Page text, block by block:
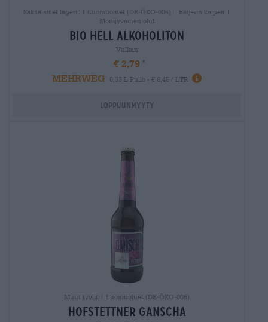
Saksalaiset lagerit | Luomuoluet (DE-ÖKO-006) | Baijerin kalpea |
Monijyväinen olut
bio hell alkoholiton
Vulkan
€ 2,79
MEHRWEG
0,33 L Pullo - € 8,45 / LTR
Loppuunmyyty
Muut tyylit | Luomuoluet (DE-ÖKO-006)
hofstettner ganscha